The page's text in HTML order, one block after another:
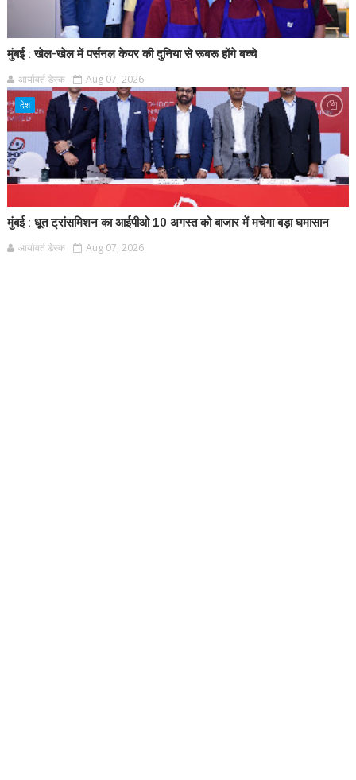
मुंबई : खेल-खेल में पर्सनल केयर की दुनिया से रूबरू होंगे बच्चे
आर्यावर्त डेस्क Aug 07, 2026
देश
मुंबई : धूत ट्रांसमिशन का आईपीओ 10 अगस्त को बाजार में मचेगा बड़ा घमासान
आर्यावर्त डेस्क Aug 07, 2026